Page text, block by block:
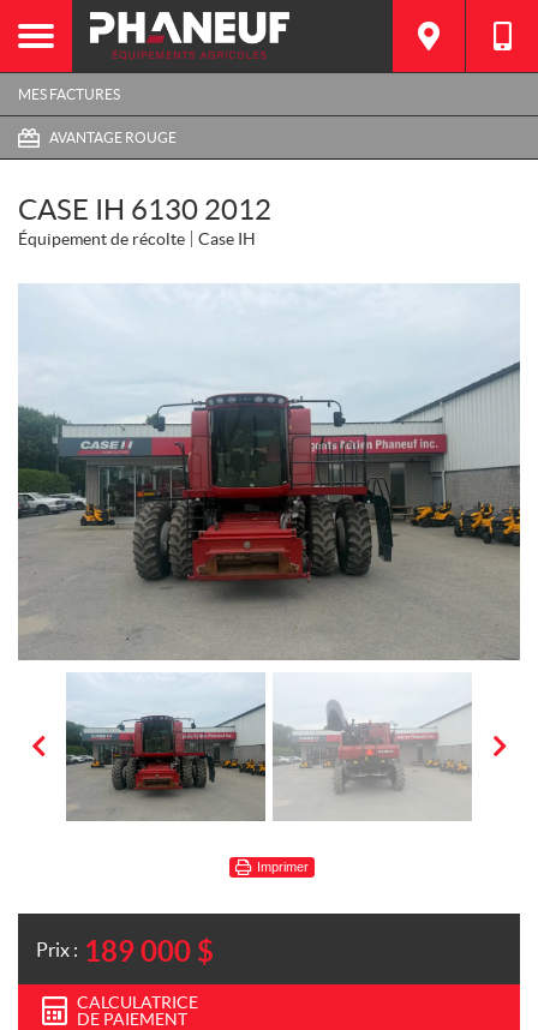
MES FACTURES
AVANTAGE ROUGE
CASE IH 6130 2012
Équipement de récolte Case IH
Imprimer
Prix : 189 000 $
CALCULATRICE
DE PAIEMENT